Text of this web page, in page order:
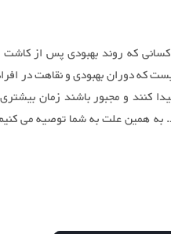
که روند بهبودی پس از کاشت
که دوران بهبودی و نقاهت در
کنند و مجبور باشند زمان
به همین علت به شما توصیه می